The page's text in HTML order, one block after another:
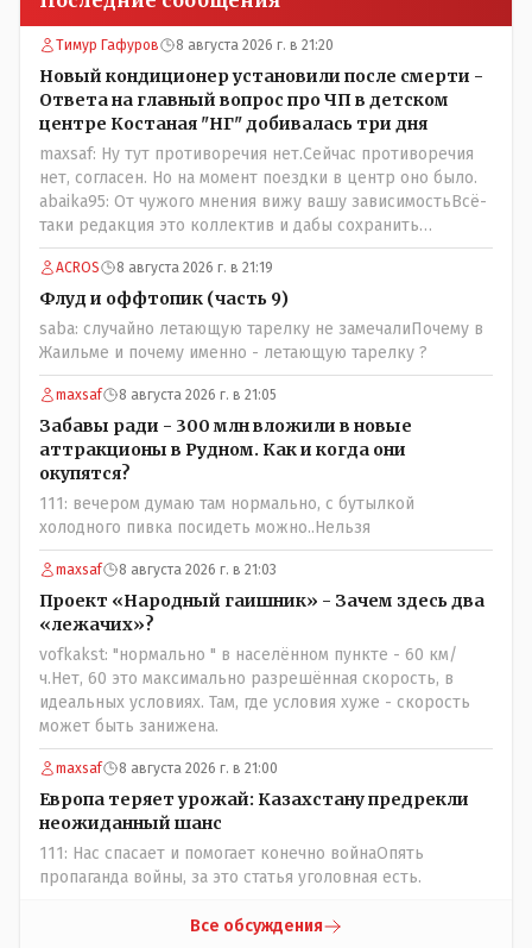
Тимур Гафуров 8 августа 2026 г. в 21:20
Новый кондиционер установили после смерти -
Ответа на главный вопрос про ЧП в детском
центре Костаная "НГ" добивалась три дня
maxsaf: Ну тут противоречия нет.Сейчас противоречия
нет, согласен. Но на момент поездки в центр оно было.
abaika95: От чужого мнения вижу вашу зависимостьВсё-
таки редакция это коллектив и дабы сохранить
профессиональное лицо можно было бы и указать
Общественному объединению на не корректность
высказываний о вас в том тоне в котором была та
публикация.В комментарии от ОО было и мнение, и
факт. На мнение я ответил там же. В том же тоне
отвечать не намерен, но акценты расставил. А вот факт
нужно было проверить. Что мы и сделали. И если это вы
называете зависимостью, то у меня другое
представление об этом термине.
ACROS 8 августа 2026 г. в 21:19
Флуд и оффтопик (часть 9)
saba: случайно летающую тарелку не замечалиПочему в
Жаильме и почему именно - летающую тарелку ?
maxsaf 8 августа 2026 г. в 21:05
Забавы ради - 300 млн вложили в новые
аттракционы в Рудном. Как и когда они
окупятся?
111: вечером думаю там нормально, с бутылкой
холодного пивка посидеть можно..Нельзя
maxsaf 8 августа 2026 г. в 21:03
Проект «Народный гаишник» - Зачем здесь два
«лежачих»?
vofkakst: "нормально " в населённом пункте - 60 км/
ч.Нет, 60 это максимально разрешённая скорость, в
идеальных условиях. Там, где условия хуже - скорость
может быть занижена.
maxsaf 8 августа 2026 г. в 21:00
Европа теряет урожай: Казахстану предрекли
неожиданный шанс
111: Нас спасает и помогает конечно войнаОпять
пропаганда войны, за это статья уголовная есть.
Все обсуждения